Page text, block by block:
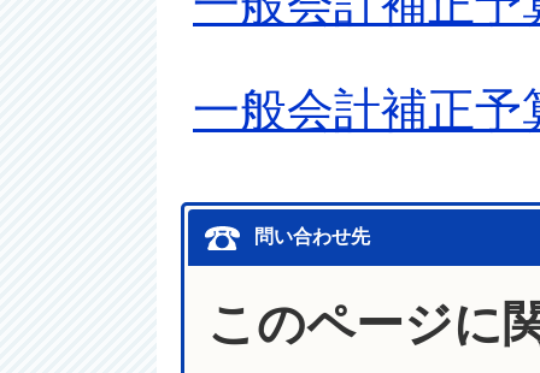
一般会計補正予
問い合わせ先
このページに